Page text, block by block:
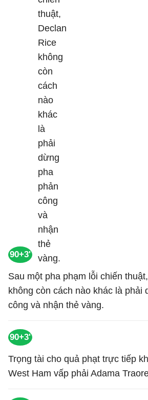
90+3'
Sau một pha phạm lỗi chiến
không còn cách nào khác là phải
công và nhận thẻ vàng.
90+3'
Trọng tài cho quả phạt trực tiếp
West Ham vấp phải Adama